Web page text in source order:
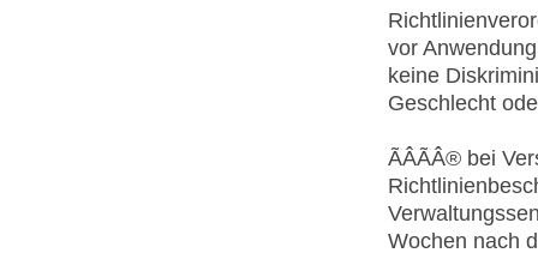
vor
keine
Geschlecht
ÃÂÃÂ® bei
Wochen nach